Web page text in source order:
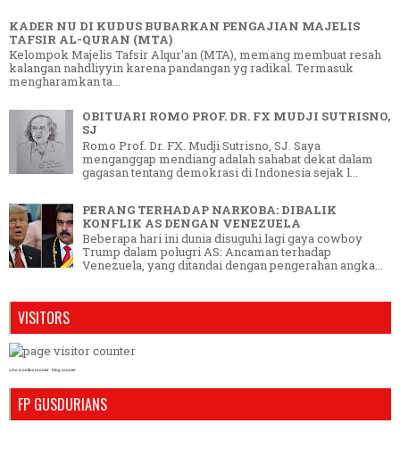
KADER NU DI KUDUS BUBARKAN PENGAJIAN MAJELIS
TAFSIR AL-QURAN (MTA)
Kelompok Majelis Tafsir Alqur'an (MTA), memang membuat resah
kalangan nahdliyyin karena pandangan yg radikal. Termasuk
mengharamkan ta...
OBITUARI ROMO PROF. DR. FX MUDJI SUTRISNO,
SJ
Romo Prof. Dr. FX. Mudji Sutrisno, SJ. Saya
menganggap mendiang adalah sahabat dekat dalam
gagasan tentang demokrasi di Indonesia sejak l...
PERANG TERHADAP NARKOBA: DIBALIK
KONFLIK AS DENGAN VENEZUELA
Beberapa hari ini dunia disuguhi lagi gaya cowboy
Trump dalam polugri AS: Ancaman terhadap
Venezuela, yang ditandai dengan pengerahan angka...
VISITORS
who is online counter blog counter
FP GUSDURIANS